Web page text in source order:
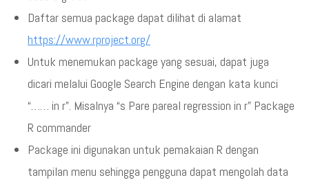
Daftar semua package dapat dilihat di alamat
https://www.rproject.org/
Untuk menemukan package yang sesuai, dapat juga
dicari melalui Google Search Engine dengan kata kunci
“…… in r”. Misalnya “s Pare pareal regression in r” Package
R commander
Package ini digunakan untuk pemakaian R dengan
tampilan menu sehingga pengguna dapat mengolah data